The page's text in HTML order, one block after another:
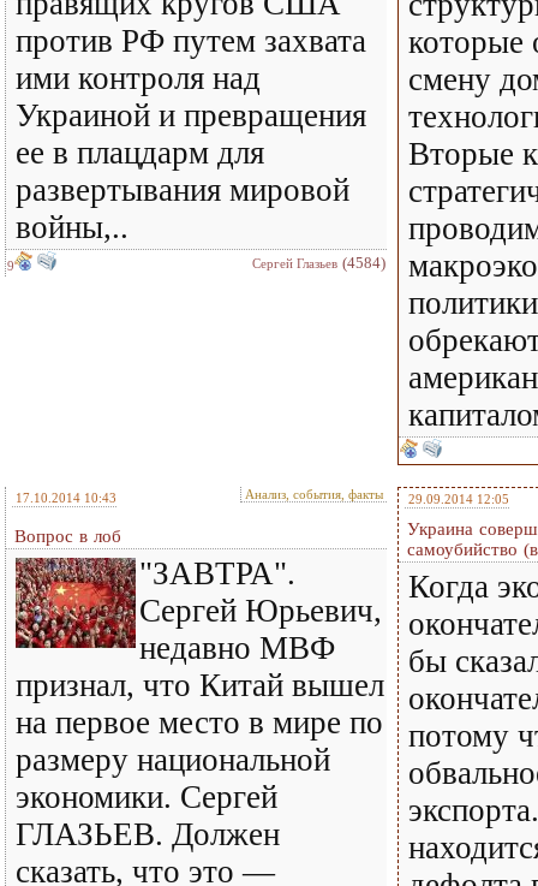
против РФ путем захвата
ими контроля над
Украиной и превращения
ее в плацдарм для
развертывания мировой
войны,..
9 Сергей Глазьев (4584)
которые
смену
Вторые
17.10.2014 10:43 Анализ, события, факты
Вопрос в лоб
"ЗАВТРА".
Сергей Юрьевич,
недавно МВФ
признал, что Китай вышел
на первое место в мире по
размеру национальной
экономики. Сергей
ГЛАЗЬЕВ. Должен
сказать, что это —
29.09.2014 12:05
Украина
самоубийство
Когда
бы
потому